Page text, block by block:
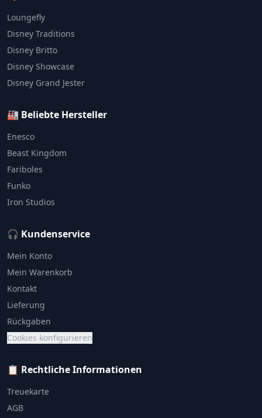
Loungefly
Disney Traditions
Disney Britto
Disney Showcase
Disney Grand Jester
🏭 Beliebte Hersteller
Enesco
Beast Kingdom
Fariboles
Funko
Iron Studios
🎧 Kundenservice
Mein Konto
Mein Warenkorb
Kontakt
Lieferung
Rückgaben
Cookies konfigurieren
📋 Rechtliche Informationen
Treuekarte
AGB